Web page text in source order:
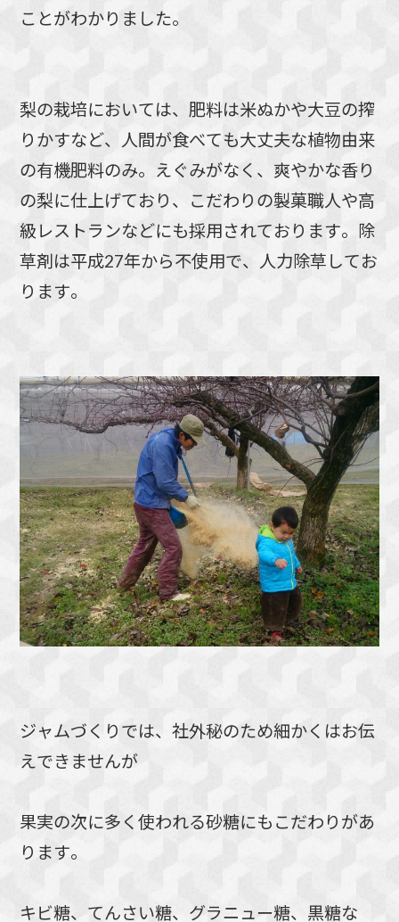
ことがわかりました。
梨の栽培においては、肥料は米ぬかや大豆の搾
りかすなど、人間が食べても大丈夫な植物由来
の有機肥料のみ。えぐみがなく、爽やかな香り
の梨に仕上げており、こだわりの製菓職人や高
級レストランなどにも採用されております。除
草剤は平成27年から不使用で、人力除草してお
ります。
ジャムづくりでは、社外秘のため細かくはお伝
えできませんが
果実の次に多く使われる砂糖にもこだわりがあ
ります。
キビ糖、てんさい糖、グラニュー糖、黒糖な